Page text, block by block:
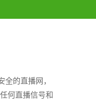
的直播网，
何直播信号和